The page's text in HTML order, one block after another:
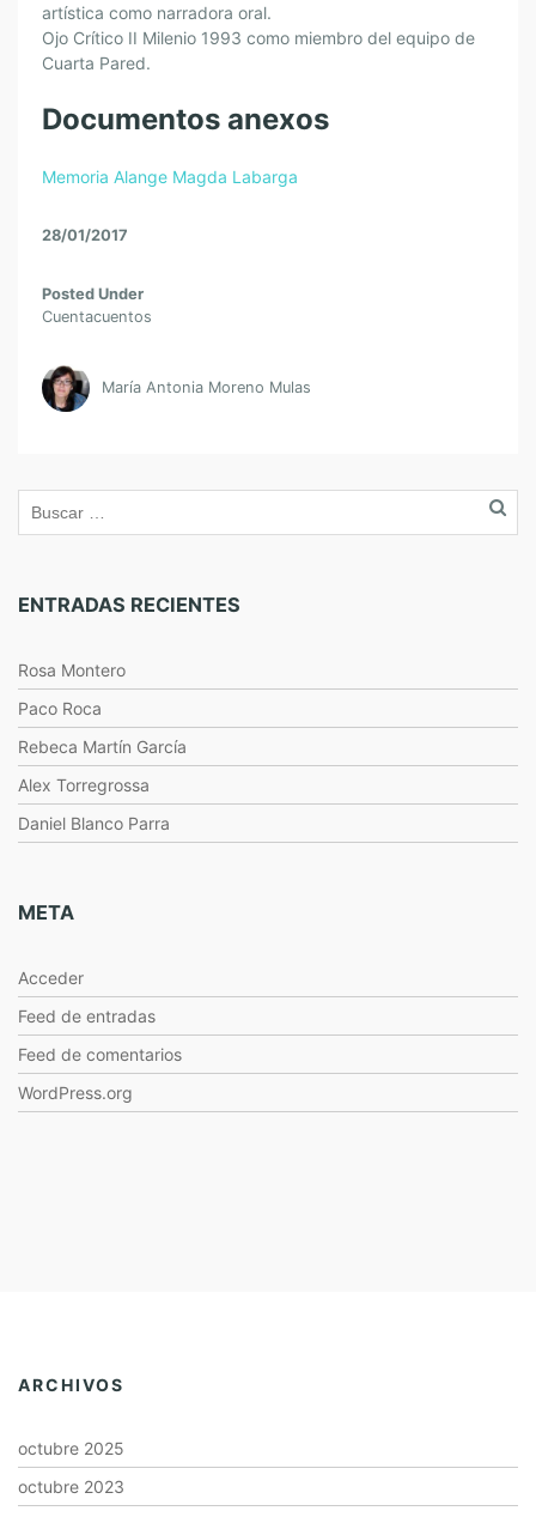
artística como narradora oral.
Ojo Crítico II Milenio 1993 como miembro del equipo de
Cuarta Pared.
Documentos anexos
Memoria Alange Magda Labarga
28/01/2017
Posted Under
Cuentacuentos
María Antonia Moreno Mulas
ENTRADAS RECIENTES
Rosa Montero
Paco Roca
Rebeca Martín García
Alex Torregrossa
Daniel Blanco Parra
META
Acceder
Feed de entradas
Feed de comentarios
WordPress.org
ARCHIVOS
octubre 2025
octubre 2023